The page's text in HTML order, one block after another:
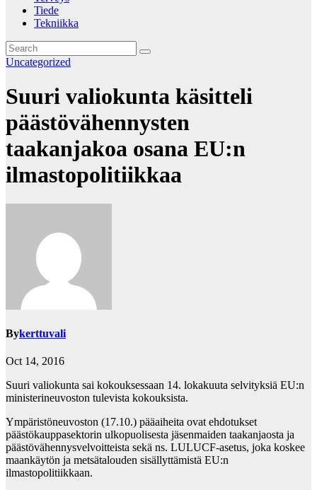
Tiede
Tekniikka
Uncategorized
Suuri valiokunta käsitteli
päästövähennysten
taakanjakoa osana EU:n
ilmastopolitiikkaa
Bykerttuvali
Oct 14, 2016
Suuri valiokunta sai kokouksessaan 14. lokakuuta selvityksiä EU:n
ministerineuvoston tulevista kokouksista.
Ympäristöneuvoston (17.10.) pääaiheita ovat ehdotukset
päästökauppasektorin ulkopuolisesta jäsenmaiden taakanjaosta ja
päästövähennysvelvoitteista sekä ns. LULUCF-asetus, joka koskee
maankäytön ja metsätalouden sisällyttämistä EU:n
ilmastopolitiikkaan.